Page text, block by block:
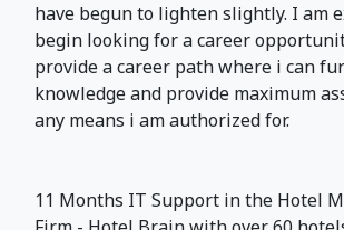
have begun to lighten slightly. I am
begin looking for a career
provide a career path where i can
knowledge and provide maximum
any means i am authorized for.
11 Months IT Support in the Hotel